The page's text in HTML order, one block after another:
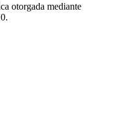
otorgada mediante